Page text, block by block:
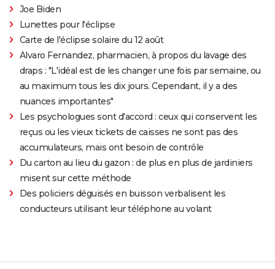
Joe Biden
Lunettes pour l'éclipse
Carte de l'éclipse solaire du 12 août
Alvaro Fernandez, pharmacien, à propos du lavage des
draps : "L'idéal est de les changer une fois par semaine, ou
au maximum tous les dix jours. Cependant, il y a des
nuances importantes"
Les psychologues sont d'accord : ceux qui conservent les
reçus ou les vieux tickets de caisses ne sont pas des
accumulateurs, mais ont besoin de contrôle
Du carton au lieu du gazon : de plus en plus de jardiniers
misent sur cette méthode
Des policiers déguisés en buisson verbalisent les
conducteurs utilisant leur téléphone au volant